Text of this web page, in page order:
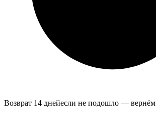
Возврат 14 днейесли не подошло — вернём